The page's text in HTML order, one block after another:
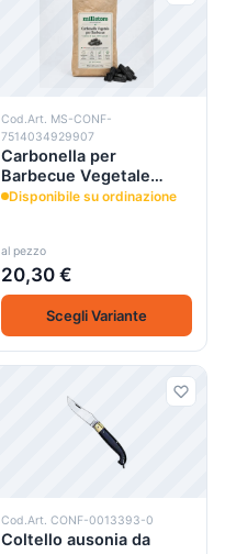
Cod.Art. MS-CONF-
7514034929907
Carbonella per
Barbecue Vegetale
prodotta
Disponibile su ordinazione
al pezzo
20,30 €
Scegli Variante
Cod.Art. CONF-0013393-0
Coltello ausonia da